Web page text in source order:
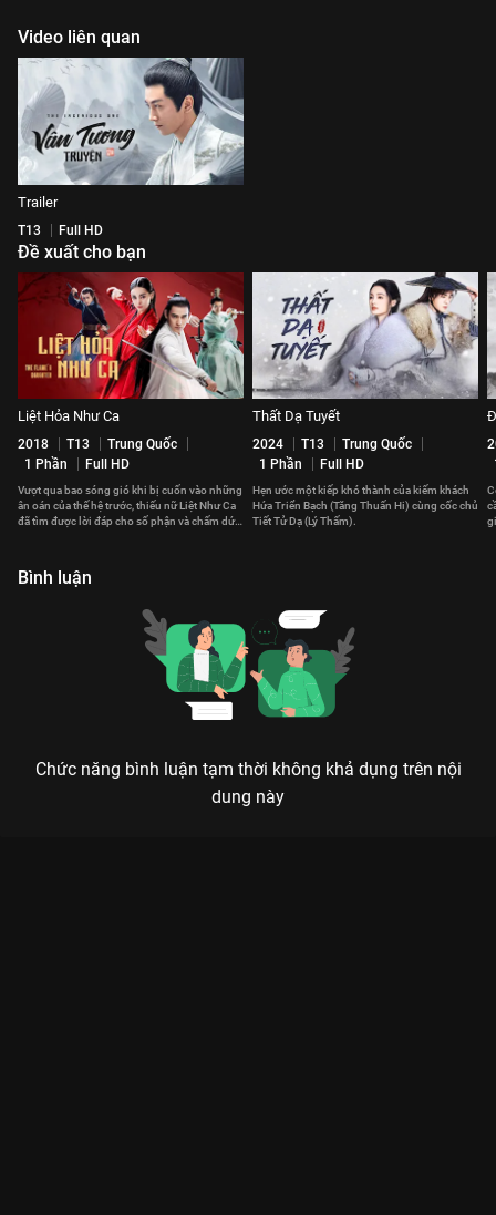
Video liên quan
Trailer
T13 Full HD
Đề xuất cho bạn
Liệt Hỏa Như Ca
2018 T13
Trung Quốc
1 Phần
Full HD
Vượt qua bao sóng gió khi bị cuốn vào những
ân oán của thế hệ trước, thiếu nữ Liệt Như Ca
đã tìm được lời đáp cho số phận và chấm dứt
Thất Dạ Tuyết
2024 T13
Trung Quốc
1 Phần
Full HD
Hẹn ước một kiếp khó thành của kiếm khách
Hứa Triển Bạch (Tăng Thuấn Hi) cùng cốc chủ
Tiết Tử Dạ (Lý Thấm).
Bình luận
Chức năng bình luận tạm thời không khả dụng trên nội
dung này